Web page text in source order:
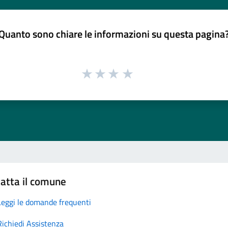
sono chiare le informazioni su questa
il comune
le domande frequenti
Assistenza